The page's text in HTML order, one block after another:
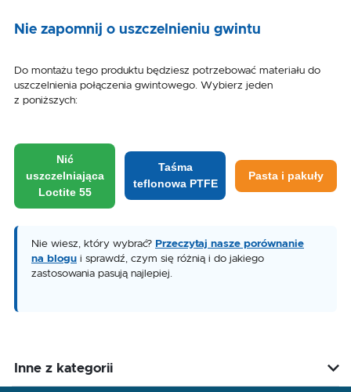
Nie zapomnij o uszczelnieniu gwintu
Do montażu tego produktu będziesz potrzebować materiału do
uszczelnienia połączenia gwintowego. Wybierz jeden
z poniższych:
Nić
uszczelniająca
Loctite 55
Taśma
teflonowa PTFE
Pasta i pakuły
Nie wiesz, który wybrać? Przeczytaj nasze porównanie
na blogu i sprawdź, czym się różnią i do jakiego
zastosowania pasują najlepiej.
Inne z kategorii